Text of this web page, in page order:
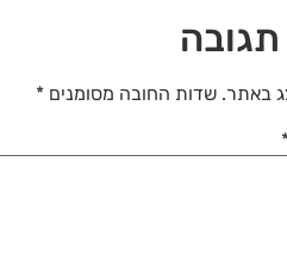
באתר. שדות החובה מסומנים *